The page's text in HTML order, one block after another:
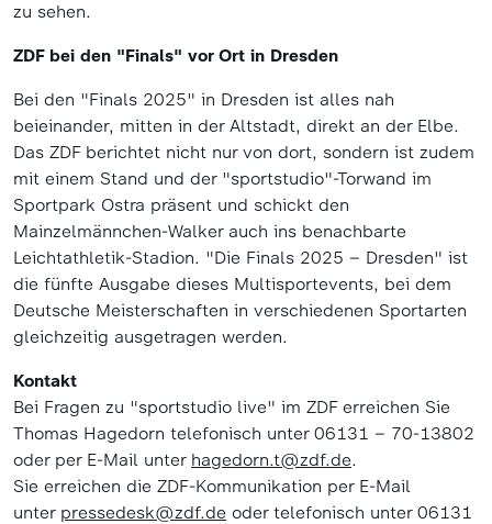
zu sehen.
ZDF bei den "Finals" vor Ort in Dresden
Bei den "Finals 2025" in Dresden ist alles nah
beieinander, mitten in der Altstadt, direkt an der Elbe.
Das ZDF berichtet nicht nur von dort, sondern ist zudem
mit einem Stand und der "sportstudio"-Torwand im
Sportpark Ostra präsent und schickt den
Mainzelmännchen-Walker auch ins benachbarte
Leichtathletik-Stadion. "Die Finals 2025 – Dresden" ist
die fünfte Ausgabe dieses Multisportevents, bei dem
Deutsche Meisterschaften in verschiedenen Sportarten
gleichzeitig ausgetragen werden.
Kontakt
Bei Fragen zu "sportstudio live" im ZDF erreichen Sie
Thomas Hagedorn telefonisch unter 06131 – 70-13802
oder per E-Mail unter hagedorn.t@zdf.de.
Sie erreichen die ZDF-Kommunikation per E-Mail
unter pressedesk@zdf.de oder telefonisch unter 06131